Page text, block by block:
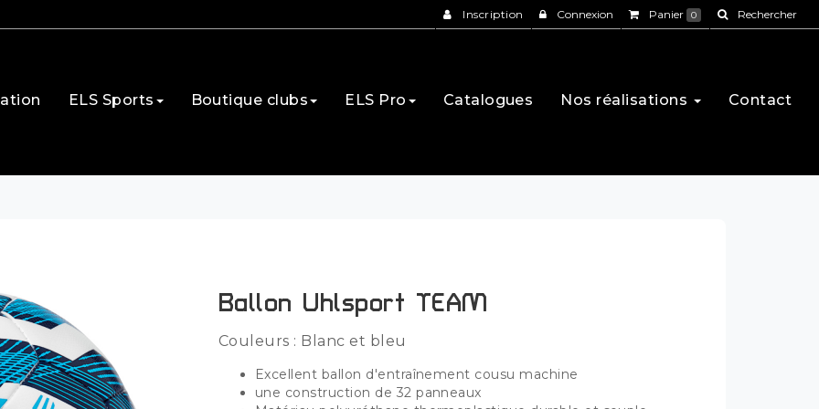
ELS Sports Boutique clubs ELS Pro Catalogues Nos réalisations Contact
Ballon Uhlsport TEAM
Couleurs : Blanc et bleu
Excellent ballon d'entraînement cousu machine
une construction de 32 panneaux
Inscription Connexion Panier 0 Rechercher